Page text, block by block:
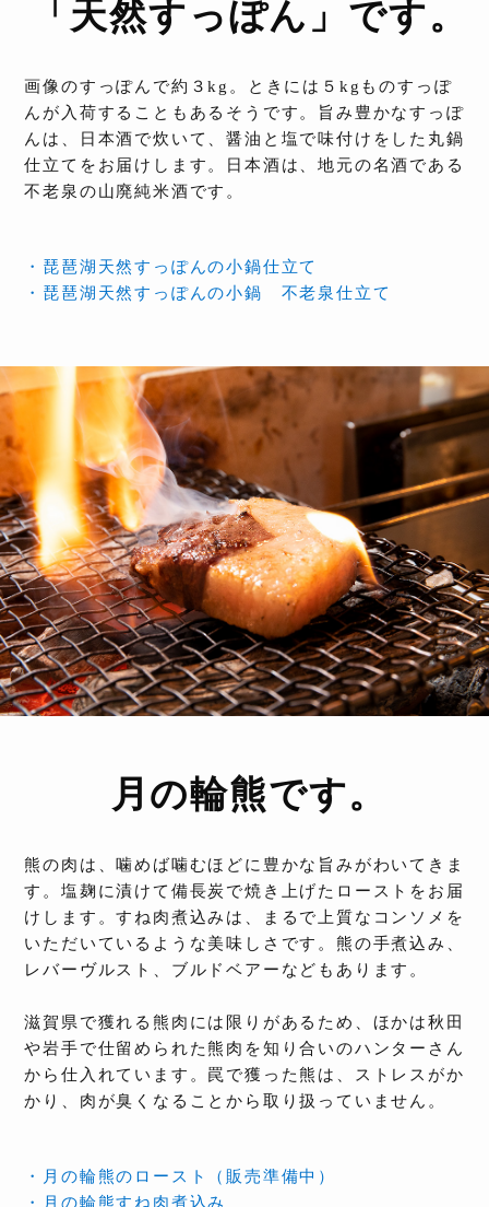
「天然すっぽん」です。
画像のすっぽんで約３kg。ときには５kgものすっぽ
んが入荷することもあるそうです。旨み豊かなすっぽ
んは、日本酒で炊いて、醤油と塩で味付けをした丸鍋
仕立てをお届けします。日本酒は、地元の名酒である
不老泉の山廃純米酒です。
・琵琶湖天然すっぽんの小鍋仕立て
・琵琶湖天然すっぽんの小鍋 不老泉仕立て
月の輪熊です。
熊の肉は、噛めば噛むほどに豊かな旨みがわいてきま
す。塩麹に漬けて備長炭で焼き上げたローストをお届
けします。すね肉煮込みは、まるで上質なコンソメを
いただいているような美味しさです。熊の手煮込み、
レバーヴルスト、ブルドベアーなどもあります。
滋賀県で獲れる熊肉には限りがあるため、ほかは秋田
や岩手で仕留められた熊肉を知り合いのハンターさん
から仕入れています。罠で獲った熊は、ストレスがか
かり、肉が臭くなることから取り扱っていません。
・月の輪熊のロースト（販売準備中）
・月の輪熊すね肉煮込み